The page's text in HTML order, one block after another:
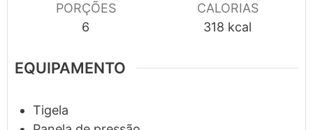
PORÇÕES
6
CALORIAS
318 kcal
EQUIPAMENTO
Tigela